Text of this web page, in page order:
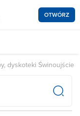
OTWÓRZ
dyskoteki Świnoujście